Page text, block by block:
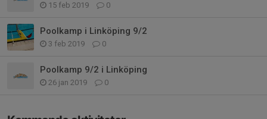
15 feb 2019 0
Poolkamp i Linköping 9/2
3 feb 2019 0
Poolkamp 9/2 i Linköping
26 jan 2019 0